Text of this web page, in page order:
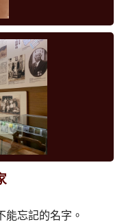
能忘記的名字。